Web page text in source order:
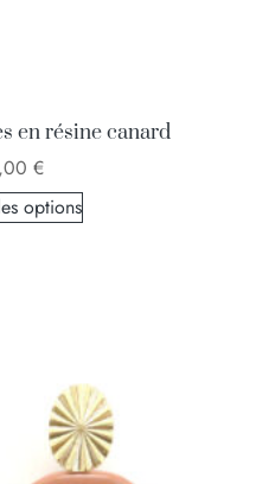
en résine canard
€
options